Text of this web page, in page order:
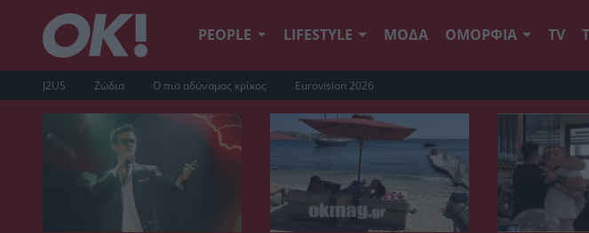
PEOPLE LIFESTYLE ΜΟΔΑ ΟΜΟΡΦΙΑ TV
J2US Ζώδια Ο πιο αδύναμος κρίκος Eurovision 2026